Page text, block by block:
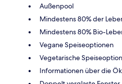
Außenpool
Mindestens 80% der
Mindestens 80% Bio-
Vegane Speiseoptionen
Vegetarische
Informationen über die